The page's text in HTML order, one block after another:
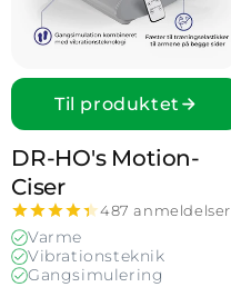
Til produktet
DR-HO's Motion­
Ciser
487 anmeldelser
Varme
Vibrationsteknik
Gangsimulering